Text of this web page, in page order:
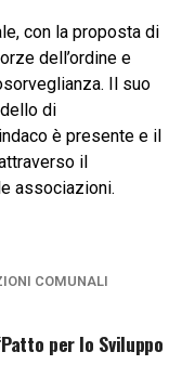
con la proposta di
dell’ordine e
Il suo
di
è presente e il
il
associazioni.
COMUNALI
per lo Sviluppo